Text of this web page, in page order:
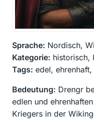
Sprache: Nordisch,
Kategorie: historisch,
Tags: edel,
Bedeutung: Drengr
edlen und
Kriegers in der